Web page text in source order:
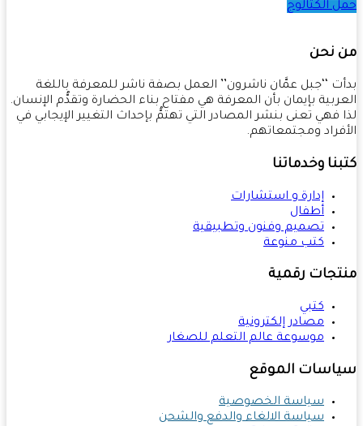
الكتالوج
نحن
‘‘جبل عمَّان ناشرون’’ العمل بصفة ناشر للمعرفة باللغة
بإيمان بأن المعرفة هي مفتاح بناء الحضارة وتقدُّم الإنسان.
فهي تعنى بنشر المصادر التي تهتمُّ بإحداث التغيير الإيجابي في
ومجتمعاتهم.
وخدماتنا
إدارة و استشارات
أطفال
تصميم وفنون وتطبيقية
كتب منوعة
رقمية
كتبي
مصادر إلكترونية
موسوعة عالم التعلم للصغار
الموقع
سياسة الخصوصية
سياسة الالغاء والدفع والشحن